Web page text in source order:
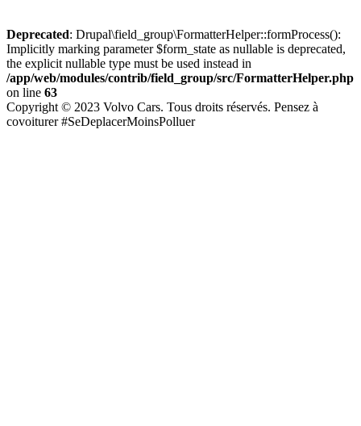
Deprecated: Drupal\field_group\FormatterHelper::formProcess():
Implicitly marking parameter $form_state as nullable is deprecated,
the explicit nullable type must be used instead in
/app/web/modules/contrib/field_group/src/FormatterHelper.php
on line 63
Copyright © 2023 Volvo Cars. Tous droits réservés. Pensez à
covoiturer #SeDeplacerMoinsPolluer